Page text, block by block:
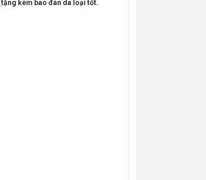
tặng kèm bao đàn da loại tốt.